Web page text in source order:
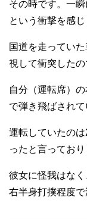
その時です。一
という衝撃を感じ
国道を走ってい
視して衝突したの
自分（運転席）
で弾き飛ばされて
運転していたの
ったと言っており
彼女に怪我はなく
右半身打撲程度で